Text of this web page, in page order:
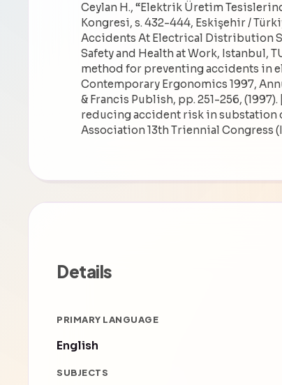
Ceylan H., “Elektrik Üretim
Kongresi, s. 432-444, Eskişehir /
Accidents At Electrical Distribution
Safety and Health at Work, Istanbul,
method for preventing accidents in
Contemporary Ergonomics 1997,
& Francis Publish, pp. 251-256,
reducing accident risk in substation
Association 13th Triennial Congress
Details
PRIMARY LANGUAGE
English
SUBJECTS